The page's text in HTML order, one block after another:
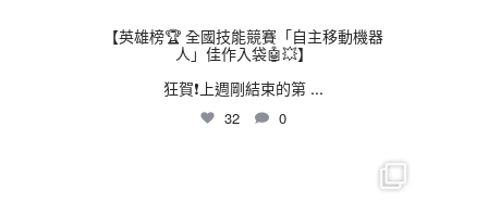
【英雄榜🏆 全國技能競賽「自主移動機器
人」佳作入袋🤖💥】
狂賀❗上週剛結束的第 ...
32 0